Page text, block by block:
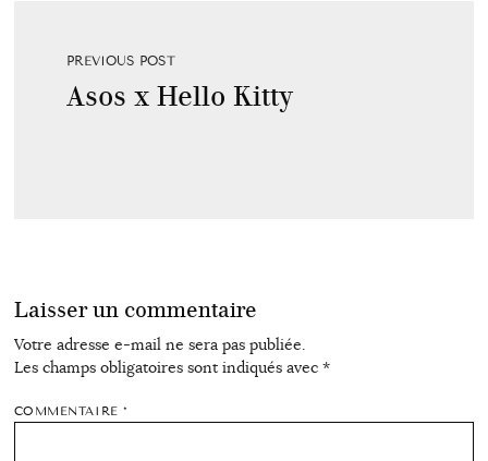
PREVIOUS POST
Asos x Hello Kitty
Laisser un commentaire
Votre adresse e-mail ne sera pas publiée.
Les champs obligatoires sont indiqués avec *
COMMENTAIRE*